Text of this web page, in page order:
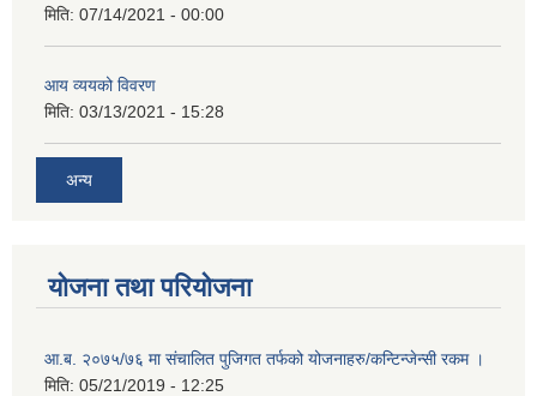
मिति: 07/14/2021 - 00:00
आय व्ययको विवरण
मिति: 03/13/2021 - 15:28
अन्य
योजना तथा परियोजना
आ.ब. २०७५/७६ मा संचालित पुजिगत तर्फको योजनाहरु/कन्टिन्जेन्सी रकम ।
मिति: 05/21/2019 - 12:25